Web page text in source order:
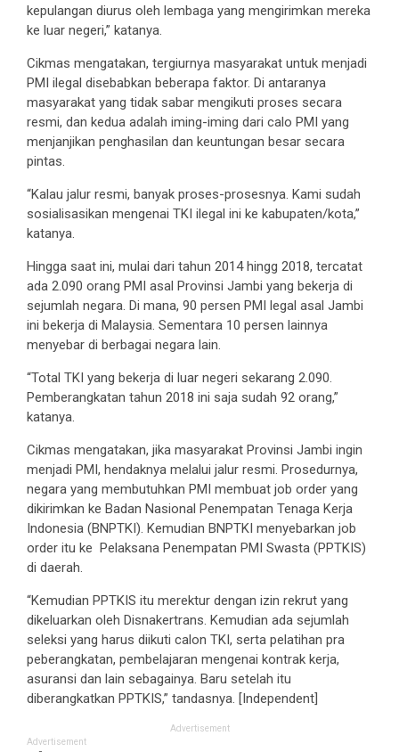
kepulangan diurus oleh lembaga yang mengirimkan mereka
ke luar negeri,” katanya.
Cikmas mengatakan, tergiurnya masyarakat untuk menjadi
PMI ilegal disebabkan beberapa faktor. Di antaranya
masyarakat yang tidak sabar mengikuti proses secara
resmi, dan kedua adalah iming-iming dari calo PMI yang
menjanjikan penghasilan dan keuntungan besar secara
pintas.
“Kalau jalur resmi, banyak proses-prosesnya. Kami sudah
sosialisasikan mengenai TKI ilegal ini ke kabupaten/kota,”
katanya.
Hingga saat ini, mulai dari tahun 2014 hingg 2018, tercatat
ada 2.090 orang PMI asal Provinsi Jambi yang bekerja di
sejumlah negara. Di mana, 90 persen PMI legal asal Jambi
ini bekerja di Malaysia. Sementara 10 persen lainnya
menyebar di berbagai negara lain.
“Total TKI yang bekerja di luar negeri sekarang 2.090.
Pemberangkatan tahun 2018 ini saja sudah 92 orang,”
katanya.
Cikmas mengatakan, jika masyarakat Provinsi Jambi ingin
menjadi PMI, hendaknya melalui jalur resmi. Prosedurnya,
negara yang membutuhkan PMI membuat job order yang
dikirimkan ke Badan Nasional Penempatan Tenaga Kerja
Indonesia (BNPTKI). Kemudian BNPTKI menyebarkan job
order itu ke Pelaksana Penempatan PMI Swasta (PPTKIS)
di daerah.
“Kemudian PPTKIS itu merektur dengan izin rekrut yang
dikeluarkan oleh Disnakertrans. Kemudian ada sejumlah
seleksi yang harus diikuti calon TKI, serta pelatihan pra
peberangkatan, pembelajaran mengenai kontrak kerja,
asuransi dan lain sebagainya. Baru setelah itu
diberangkatkan PPTKIS,” tandasnya. [Independent]
Advertisement
Advertisement